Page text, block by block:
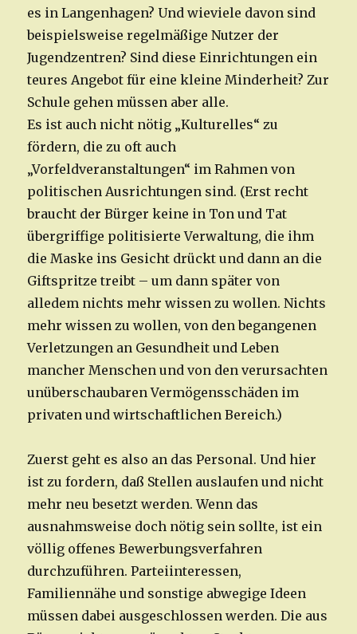
es in Langenhagen? Und wieviele davon sind
beispielsweise regelmäßige Nutzer der
Jugendzentren? Sind diese Einrichtungen ein
teures Angebot für eine kleine Minderheit? Zur
Schule gehen müssen aber alle.
Es ist auch nicht nötig „Kulturelles“ zu
fördern, die zu oft auch
„Vorfeldveranstaltungen“ im Rahmen von
politischen Ausrichtungen sind. (Erst recht
braucht der Bürger keine in Ton und Tat
übergriffige politisierte Verwaltung, die ihm
die Maske ins Gesicht drückt und dann an die
Giftspritze treibt – um dann später von
alledem nichts mehr wissen zu wollen. Nichts
mehr wissen zu wollen, von den begangenen
Verletzungen an Gesundheit und Leben
mancher Menschen und von den verursachten
unüberschaubaren Vermögensschäden im
privaten und wirtschaftlichen Bereich.)
Zuerst geht es also an das Personal. Und hier
ist zu fordern, daß Stellen auslaufen und nicht
mehr neu besetzt werden. Wenn das
ausnahmsweise doch nötig sein sollte, ist ein
völlig offenes Bewerbungsverfahren
durchzuführen. Parteiinteressen,
Familiennähe und sonstige abwegige Ideen
müssen dabei ausgeschlossen werden. Die aus